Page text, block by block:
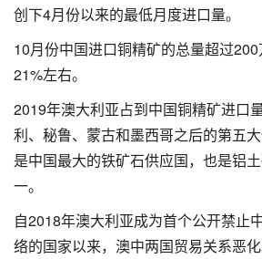
创下4月份以来的最低月度进口量。
10月份中国进口铜精矿的总量超过
21%左右。
2019年澳大利亚占到中国铜精矿进口
利、秘鲁、蒙古和墨西哥之后的第五
是中国最大的铁矿石供应国，也是铝
一。
自2018年澳大利亚成为首个公开禁止
络的国家以来，澳中两国贸易关系恶